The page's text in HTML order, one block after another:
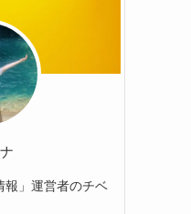
報」運営者のチベ